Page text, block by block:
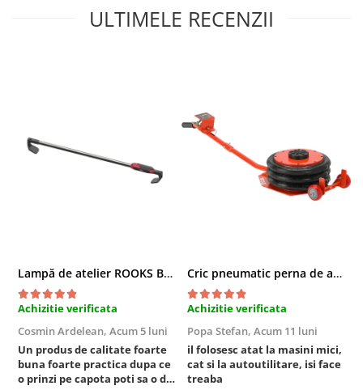
Scule Pneumatice
Furtune Aer Comprimat
Masini de gaurit si taiat
Slefuitoare Pneumatice
Scule speciale
Diagnoza si masurari
Injectoare
Motor
Rulmenti,Bucsi si Extractoare
ULTIMELE RECENZII
Lampă de atelier ROOKS B2 HYBRID pentru capotă, 2000 lumeni, 5000 mAh
Achizitie verificata
Cosmin Ardelean, Acum 5 luni
Un produs de calitate foarte
buna foarte practica dupa ce
o prinzi pe capota poti sa o dai
Cric pneumatic perna de aer cu inaltator 6T
Achizitie verificata
Popa Stefan, Acum 11 luni
il folosesc atat la masini mici,
cat si la autoutilitare, isi face
treaba